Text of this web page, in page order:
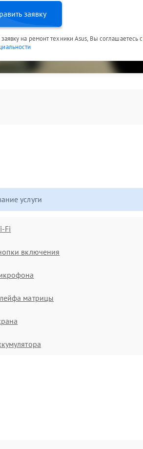
заявку
на ремонт техники Asus, Вы соглашаетесь с
услуги
Fi
включения
матрицы